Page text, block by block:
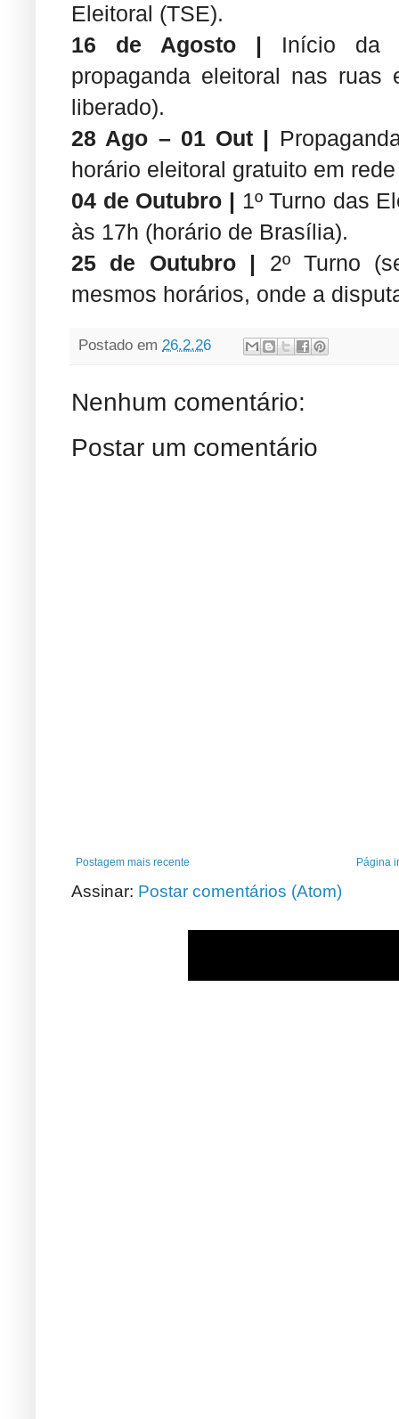
Eleitoral (TSE).
16 de Agosto | Início da
propaganda eleitoral nas
liberado).
28 Ago – 01 Out |
horário eleitoral gratuito em
04 de Outubro | 1º Turno das
às 17h (horário de Brasília).
25 de Outubro | 2º Turno
mesmos horários, onde a
Postado em 26.2.26
Nenhum comentário:
Postar um comentário
Postagem mais recente Página
Assinar: Postar comentários (Atom)